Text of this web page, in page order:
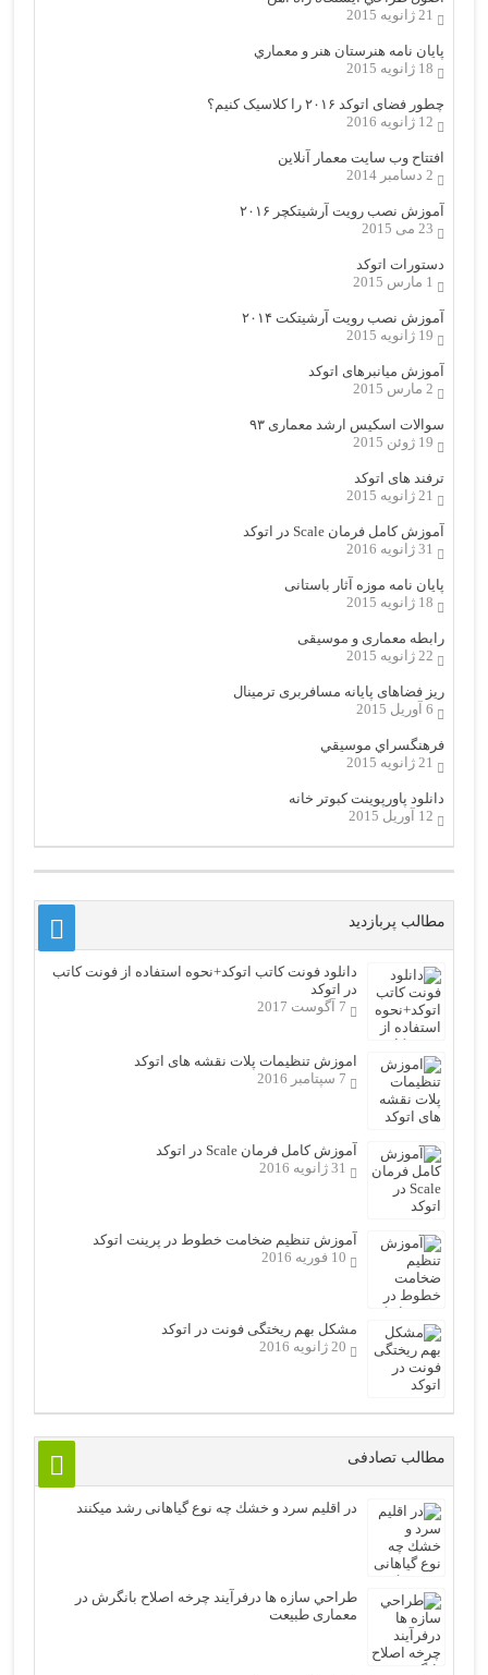
21 ژانویه 2015
پایان نامه هنرستان هنر و معماري
18 ژانویه 2015
چطور فضای اتوکد ۲۰۱۶ را کلاسیک کنیم؟
12 ژانویه 2016
افتتاح وب سایت معمار آنلاین
2 دسامبر 2014
آموزش نصب رویت آرشیتکچر ۲۰۱۶
23 می 2015
دستورات اتوکد
1 مارس 2015
آموزش نصب رویت آرشیتکت ۲۰۱۴
19 ژانویه 2015
آموزش میانبرهای اتوکد
2 مارس 2015
سوالات اسکیس ارشد معماری ۹۳
19 ژوئن 2015
ترفند های اتوکد
21 ژانویه 2015
آموزش کامل فرمان Scale در اتوکد
31 ژانویه 2016
پایان نامه موزه آثار باستانی
18 ژانویه 2015
رابطه معماری و موسیقی
22 ژانویه 2015
ریز فضاهای پایانه مسافربری ترمینال
6 آوریل 2015
فرهنگسراي موسيقي
21 ژانویه 2015
دانلود پاورپوینت کبوتر خانه
12 آوریل 2015
مطالب پربازدید
دانلود فونت کاتب اتوکد+نحوه استفاده از فونت کاتب
در اتوکد
7 آگوست 2017
اموزش تنظیمات پلات نقشه های اتوکد
7 سپتامبر 2016
آموزش کامل فرمان Scale در اتوکد
31 ژانویه 2016
آموزش تنظیم ضخامت خطوط در پرینت اتوکد
10 فوریه 2016
مشکل بهم ریختگی فونت در اتوکد
20 ژانویه 2016
مطالب تصادفی
در اقلیم سرد و خشك چه نوع گیاهانی رشد میکنند
طراحي سازه ها درفرآیند چرخه اصلاح بانگرش در
معماری طبیعت